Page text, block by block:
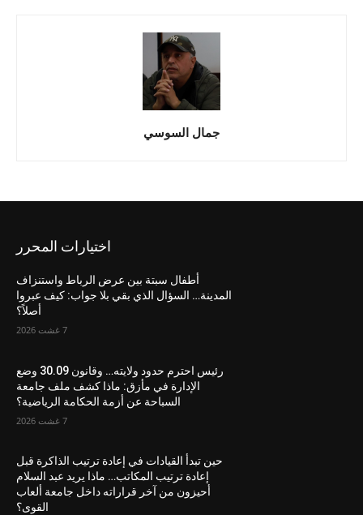
جمال السوسي
اختيارات المحرر
أطفال سبتة بين عرض الرباط واستنزاف
المدينة… السؤال الذي بقي بلا جواب: كيف عبروا
أصلاً؟
7 غشت 2026
رئيس احترم حدود ولايته… وقانون 30.09 وضع
الإدارة في مأزق: ماذا كشف ملف جامعة
السباحة عن أزمة الحكامة الرياضية؟
7 غشت 2026
حين تبدأ القيادات في إعادة ترتيب الذاكرة قبل
إعادة ترتيب المكاتب… ماذا يريد عبد السلام
أحيزون من آخر قراراته داخل جامعة ألعاب
القوى؟